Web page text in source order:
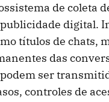
de coleta
digital.
títulos de chats,
das
ser
controles de